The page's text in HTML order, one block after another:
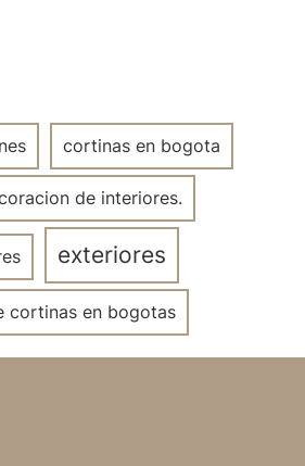
cortinas en bogota
de interiores.
exteriores
cortinas en bogotas